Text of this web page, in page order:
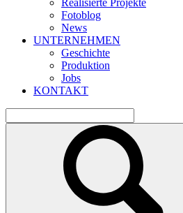
Realisierte Projekte
Fotoblog
News
UNTERNEHMEN
Geschichte
Produktion
Jobs
KONTAKT